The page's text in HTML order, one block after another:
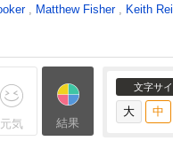
, Matthew Fisher , Keith
元気 結果
文字サ